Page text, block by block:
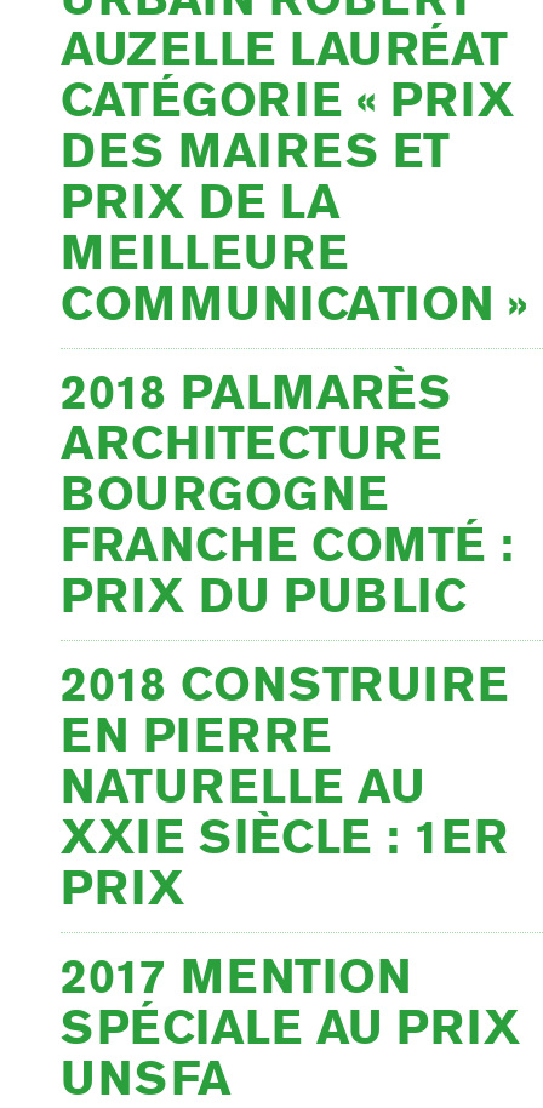
AUZELLE LAURÉAT
CATÉGORIE « PRIX
DES MAIRES ET
PRIX DE LA
MEILLEURE
COMMUNICATION »
2018 PALMARÈS
ARCHITECTURE
BOURGOGNE
FRANCHE COMTÉ :
PRIX DU PUBLIC
2018 CONSTRUIRE
EN PIERRE
NATURELLE AU
XXIE SIÈCLE : 1ER
PRIX
2017 MENTION
SPÉCIALE AU PRIX
UNSFA